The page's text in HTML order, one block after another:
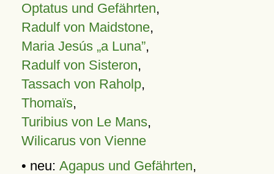
Optatus und Gefährten,
Radulf von Maidstone,
Maria Jesús „a Luna”,
Radulf von Sisteron,
Tassach von Raholp,
Thomaïs,
Turibius von Le Mans,
Wilicarus von Vienne
• neu: Agapus und Gefährten,